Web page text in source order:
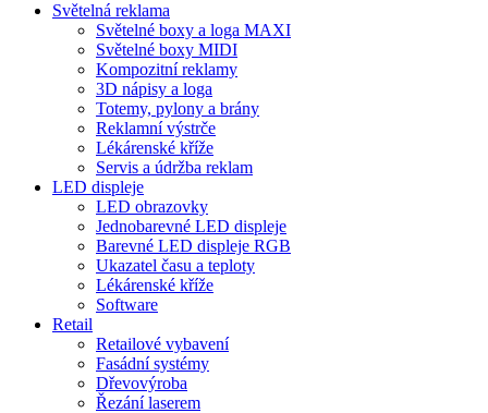
Světelná reklama
Světelné boxy a loga MAXI
Světelné boxy MIDI
Kompozitní reklamy
3D nápisy a loga
Totemy, pylony a brány
Reklamní výstrče
Lékárenské kříže
Servis a údržba reklam
LED displeje
LED obrazovky
Jednobarevné LED displeje
Barevné LED displeje RGB
Ukazatel času a teploty
Lékárenské kříže
Software
Retail
Retailové vybavení
Fasádní systémy
Dřevovýroba
Řezání laserem